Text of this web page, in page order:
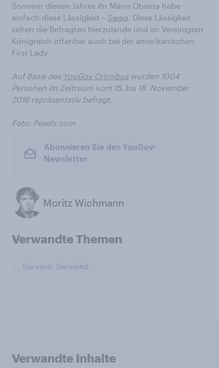
Sommer diesen Jahres ihr Mann Obama habe
einfach diese Lässigkeit – Swag. Diese Lässigkeit
sehen die Befragten hierzulande und im Vereinigten
Königreich offenbar auch bei der amerikanischen
First Lady.
Auf Basis des YouGov Omnibus wurden 1004
Personen im Zeitraum vom 15. bis 18. November
2016 repräsentativ befragt.
Foto: Pexels.com
Abonnieren Sie den YouGov-
Newsletter
Moritz Wichmann
Verwandte Themen
Surveys: Serviced
Verwandte Inhalte